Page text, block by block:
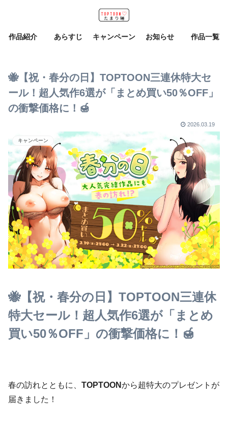
作品紹介 あらすじ キャンペーン お知らせ 作品一覧
🐝【祝・春分の日】TOPTOON三連休特大セ
ール！超人気作6選が「まとめ買い50％OFF」
の衝撃価格に！🍯
2026.03.19
キャンペーン
🐝【祝・春分の日】TOPTOON三連休
特大セール！超人気作6選が「まとめ
買い50％OFF」の衝撃価格に！🍯
春の訪れとともに、 TOPTOONから超特大のプレゼントが
届きました！